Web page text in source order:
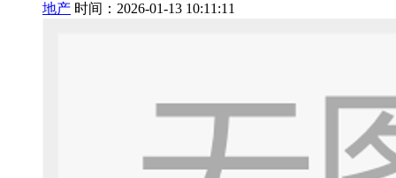
地产 时间：2026-01-13 10:11:11